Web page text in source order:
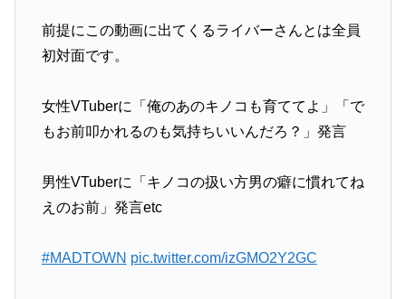
前提にこの動画に出てくるライバーさんとは全員
初対面です。
女性VTuberに「俺のあのキノコも育ててよ」「で
もお前叩かれるのも気持ちいいんだろ？」発言
男性VTuberに「キノコの扱い方男の癖に慣れてね
えのお前」発言etc
#MADTOWN pic.twitter.com/izGMO2Y2GC